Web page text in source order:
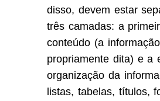
disso, devem estar
três camadas: a
conteúdo (a informação
propriamente dita) e a
organização da
listas, tabelas, títulos,